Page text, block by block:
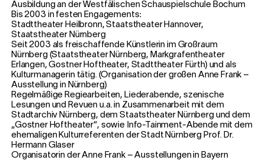
Ausbildung an der Westfälischen Schauspielschule Bochum
Bis 2003 in festen Engagements:
Stadttheater Heilbronn, Staatstheater Hannover,
Staatstheater Nürnberg
Seit 2003 als freischaffende Künstlerin im Großraum
Nürnberg (Staatstheater Nürnberg, Markgrafentheater
Erlangen, Gostner Hoftheater, Stadttheater Fürth) und als
Kulturmanagerin tätig. (Organisation der großen Anne Frank –
Ausstellung in Nürnberg)
Regelmäßige Regiearbeiten, Liederabende, szenische
Lesungen und Revuen u.a. in Zusammenarbeit mit dem
Stadtarchiv Nürnberg, dem Staatstheater Nürnberg und dem
„Gostner Hoftheater“, sowie Info-Tainment-Abende mit dem
ehemaligen Kulturreferenten der Stadt Nürnberg Prof. Dr.
Hermann Glaser
Organisatorin der Anne Frank – Ausstellungen in Bayern